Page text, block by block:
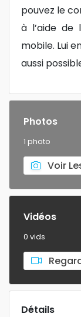
pouvez le
à l’aide de
mobile. Lui
aussi
Photos
1 photo
Voir
Vidéos
0 vids
Détails